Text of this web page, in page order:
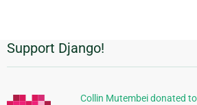
Informasi
Tambahan
Support Django!
Collin Mutembei donated